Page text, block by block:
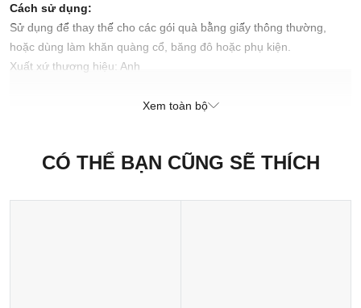
Cách sử dụng:
Sử dụng để thay thế cho các gói quà bằng giấy thông thường,
hoặc dùng làm khăn quàng cổ, băng đô hoặc phụ kiện.
Xuất xứ thương hiệu: Anh
Xem toàn bộ
CÓ THỂ BẠN CŨNG SẼ THÍCH